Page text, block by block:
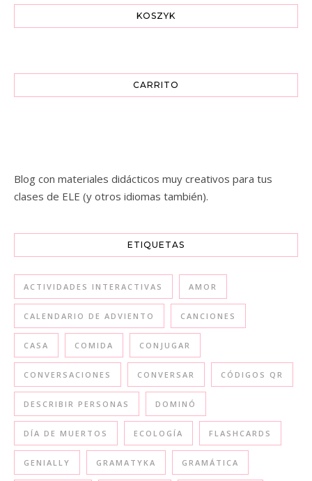
KOSZYK
CARRITO
Blog con materiales didácticos muy creativos para tus
clases de ELE (y otros idiomas también).
ETIQUETAS
ACTIVIDADES INTERACTIVAS AMOR
CALENDARIO DE ADVIENTO CANCIONES
CASA COMIDA CONJUGAR
CONVERSACIONES CONVERSAR CÓDIGOS QR
DESCRIBIR PERSONAS DOMINÓ
DÍA DE MUERTOS ECOLOGÍA FLASHCARDS
GENIALLY GRAMATYKA GRAMÁTICA